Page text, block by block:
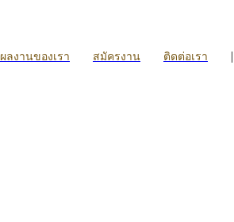
ผลงานของเรา สมัครงาน ติดต่อเรา |